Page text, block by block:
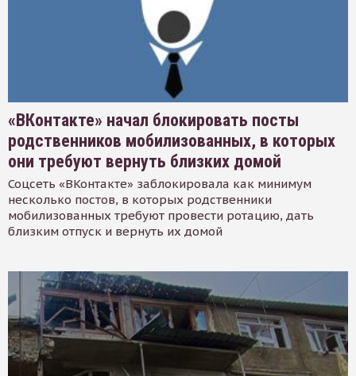
«ВКонтакте» начал блокировать посты
родственников мобилизованных, в которых
они требуют вернуть близких домой
Соцсеть «ВКонтакте» заблокировала как минимум
несколько постов, в которых родственники
мобилизованных требуют провести ротацию, дать
близким отпуск и вернуть их домой